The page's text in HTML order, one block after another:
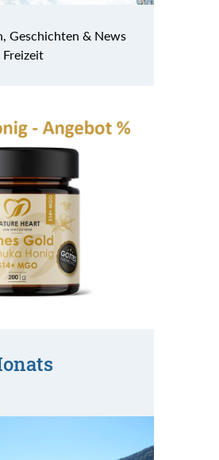
Geschichten & News
Freizeit